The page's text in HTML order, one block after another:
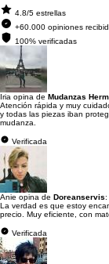
4.8/5 estrellas
+60.000 opiniones
100% verificadas
Iria opina de Mudanzas
Atención rápida y muy
y todas las piezas iban
mudanza.
Verificada
Anie opina de Doreanservis:
La verdad es que estoy
precio. Muy eficiente, con
Verificada